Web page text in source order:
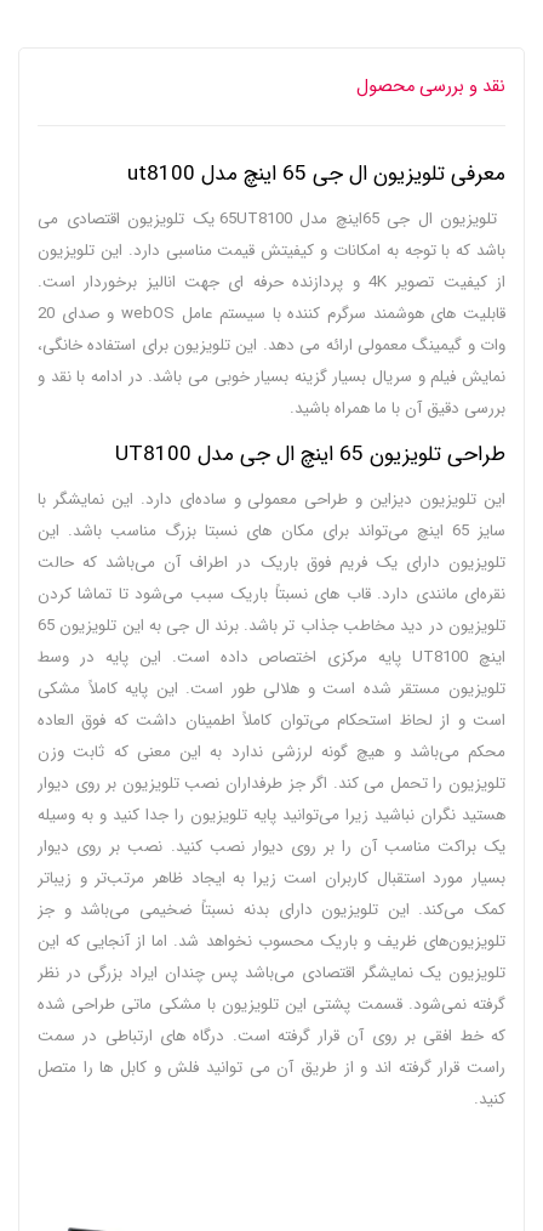
نقد و بررسی محصول
معرفی تلویزیون ال جی 65 اینچ مدل ut8100
تلویزیون ال جی 65اینچ مدل 65UT8100 یک تلویزیون اقتصادی می
باشد که با توجه به امکانات و کیفیتش قیمت مناسبی دارد. این تلویزیون
از کیفیت تصویر 4K و پردازنده حرفه ای جهت انالیز برخوردار است.
قابلیت های هوشمند سرگرم کننده با سیستم عامل webOS و صدای 20
وات و گیمینگ معمولی ارائه می دهد. این تلویزیون برای استفاده خانگی،
نمایش فیلم و سریال بسیار گزینه بسیار خوبی می باشد. در ادامه با نقد و
بررسی دقیق آن با ما همراه باشید.
طراحی تلویزیون 65 اینچ ال جی مدل UT8100
این تلویزیون دیزاین و طراحی معمولی و ساده‌ای دارد. این نمایشگر با
سایز 65 اینچ می‌تواند برای مکان های نسبتا بزرگ مناسب باشد. این
تلویزیون دارای یک فریم فوق باریک در اطراف آن می‌باشد که حالت
نقره‌ای مانندی دارد. قاب‌ های نسبتاً باریک سبب می‌شود تا تماشا کردن
تلویزیون در دید مخاطب جذاب‌ تر باشد. برند ال جی به این تلویزیون 65
اینچ UT8100 پایه مرکزی اختصاص داده است. این پایه‌ در وسط
تلویزیون مستقر شده است و هلالی طور است. این پایه کاملاً مشکی
است و از لحاظ استحکام می‌توان کاملاً اطمینان داشت که فوق العاده
محکم می‌باشد و هیچ گونه لرزشی ندارد به این معنی که ثابت وزن
تلویزیون را تحمل می کند. اگر جز طرفداران نصب تلویزیون بر روی دیوار
هستید نگران نباشید زیرا می‌توانید پایه تلویزیون را جدا کنید و به وسیله
یک براکت مناسب آن را بر روی دیوار نصب کنید. نصب بر روی دیوار
بسیار مورد استقبال کاربران است زیرا به ایجاد ظاهر مرتب‌تر و زیباتر
کمک می‌کند. این تلویزیون دارای بدنه نسبتاً ضخیمی می‌باشد و جز
تلویزیون‌های ظریف و باریک محسوب نخواهد شد. اما از آنجایی که این
تلویزیون یک نمایشگر اقتصادی می‌باشد پس چندان ایراد بزرگی در نظر
گرفته نمی‌شود. قسمت پشتی این تلویزیون با مشکی ماتی طراحی شده
که خط افقی بر روی آن قرار گرفته است. درگاه های ارتباطی در سمت
راست قرار گرفته اند و از طریق آن می توانید فلش و کابل ها را متصل
کنید.